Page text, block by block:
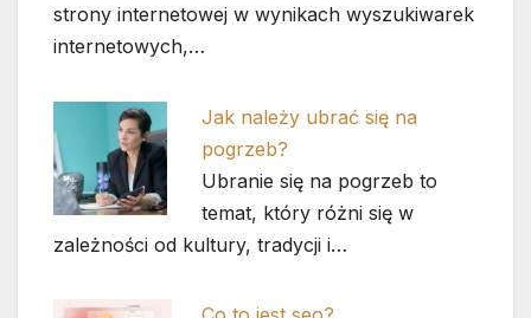
strony internetowej w wynikach wyszukiwarek
internetowych,…
Jak należy ubrać się na
pogrzeb?
Ubranie się na pogrzeb to
temat, który różni się w
zależności od kultury, tradycji i…